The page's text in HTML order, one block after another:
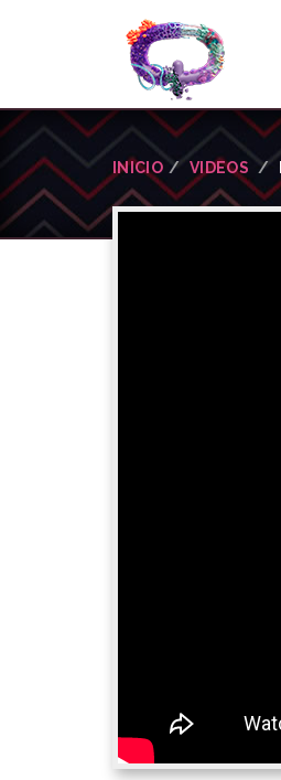
INICIO VIDEOS